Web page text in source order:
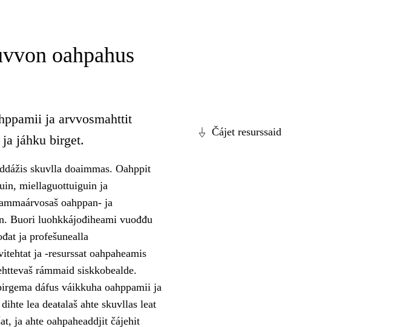
oahpahus
Čájet resurssaid
ja arvvosmahttit
jáhku birget.
skuvlla doaimmas. Oahppit
miellaguottuiguin ja
oahppan- ja
Buori luohkkájođiheami vuođđu
ja profešunealla
ja -resurssat oahpaheamis
rámmaid siskkobealde.
dáfus váikkuha oahppamii ja
lea deaŧalaš ahte skuvllas leat
ja ahte oahpaheaddjit čájehit